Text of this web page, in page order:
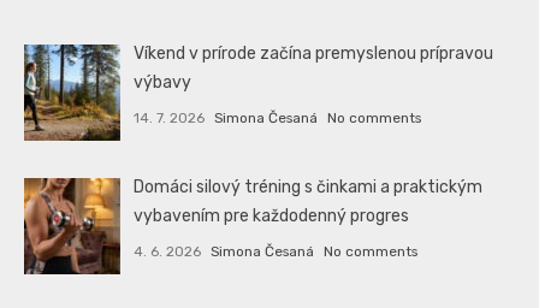
Víkend v prírode začína premyslenou prípravou
výbavy
14. 7. 2026 Simona Česaná No comments
Domáci silový tréning s činkami a praktickým
vybavením pre každodenný progres
4. 6. 2026 Simona Česaná No comments